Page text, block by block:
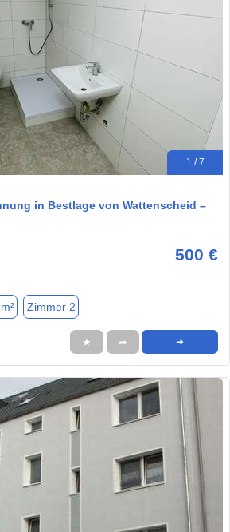
1 / 7
in Bestlage von Wattenscheid –
500 €
Zimmer 2
★ ➦ ➜